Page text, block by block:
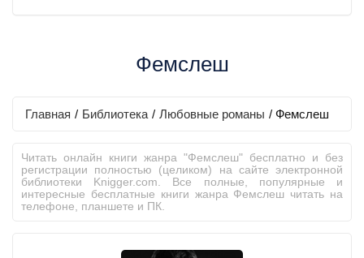
Фемслеш
Главная / Библиотека / Любовные романы / Фемслеш
Читать онлайн книги жанра "Фемслеш" бесплатно и без
регистрации полностью (целиком) на сайте электронной
библиотеки Knigger.com. Все полные, популярные и
интересные бесплатные книги жанра Фемслеш читать на
телефоне, планшете и ПК.